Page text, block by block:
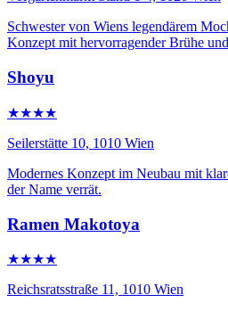
Schwester von Wiens legendärem
Konzept mit hervorragender Brühe
Shoyu
★★★★
Seilerstätte 10, 1010 Wien
Modernes Konzept im Neubau mit
der Name verrät.
Ramen Makotoya
★★★★
Reichsratsstraße 11, 1010 Wien